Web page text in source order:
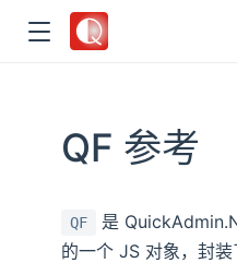
QF 参考
QF
是
的一个 JS 对象，封